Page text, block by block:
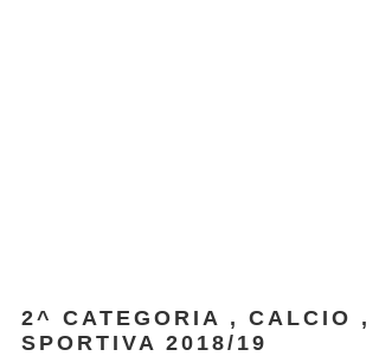
2^ CATEGORIA , CALCIO ,
SPORTIVA 2018/19